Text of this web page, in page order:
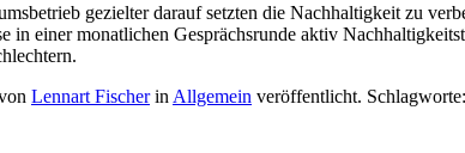
gezielter darauf setzten die Nachhaltigkeit zu
in einer monatlichen Gesprächsrunde aktiv
Lennart Fischerin Allgemein veröffentlicht. Schlagworte: